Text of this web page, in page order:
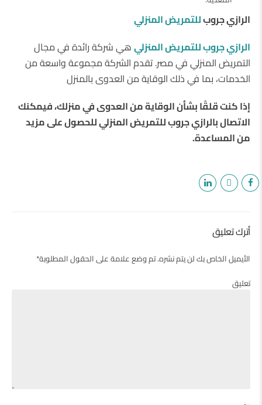
الرازي جروبللتمريض المنزلي
الرازي جروب للتمريض المنزليهي شركة رائدة في مجال
التمريض المنزلي في مصر. تقدم الشركة مجموعة واسعة من
الخدمات، بما في ذلك الوقاية من العدوى بالمنزل
إذا كنت قلقًا بشأن الوقاية من العدوى في منزلك، فيمكنك
الاتصال بالرازي جروب للتمريض المنزلي للحصول على مزيد
من المساعدة.
أترك تعليق
الأيميل الخاص بك لن يتم نشره. تم وضع علامة على الحقول المطلوبة*
تعليق